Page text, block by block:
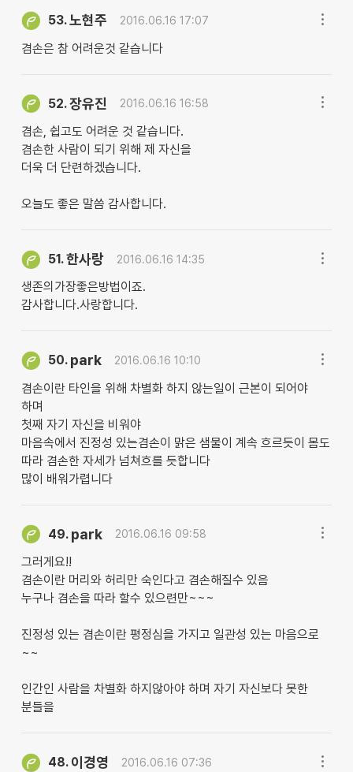
53.노현주 2016.06.16 17:07
겸손은 참 어려운것 같습니다
52.장유진 2016.06.16 16:58
겸손, 쉽고도 어려운 것 같습니다.
겸손한 사람이 되기 위해 제 자신을
더욱 더 단련하겠습니다.
오늘도 좋은 말씀 감사합니다.
51.한사랑 2016.06.16 14:35
생존의가장좋은방법이죠.
감사합니다.사랑합니다.
50. park 2016.06.16 10:10
겸손이란 타인을 위해 차별화 하지 않는일이 근본이 되어야
하며
첫째 자기 자신을 비워야
마음속에서 진정성 있는겸손이 맑은 샘물이 계속 흐르듯이 몸도
따라 겸손한 자세가 넘쳐흐를 듯합니다
많이 배워가렵니다
49. park 2016.06.16 09:58
그러게요!!
겸손이란 머리와 허리만 숙인다고 겸손해질수 있음
누구나 겸손을 따라 할수 있으련만~~~
진정성 있는 겸손이란 평정심을 가지고 일관성 있는 마음으로
~~
인간인 사람을 차별화 하지않아야 하며 자기 자신보다 못한
분들을
48. 이경영 2016.06.16 07:36